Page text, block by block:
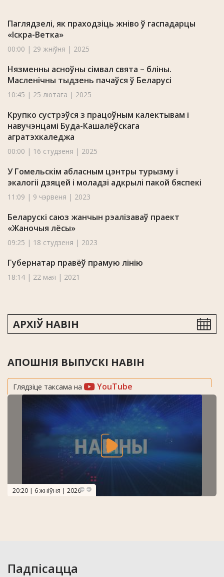
Паглядзелі, як праходзіць жніво ў гаспадарцы
«Іскра-Ветка»
00:00 | 29 жніўня | 2025
Нязменны асноўны сімвал свята – бліны.
Масленічны тыдзень пачаўся ў Беларусі
10:45 | 25 лютага | 2025
Крупко сустрэўся з працоўным калектывам і
навучэнцамі Буда-Кашалёўскага
агратэхкаледжа
00:00 | 16 студзеня | 2025
У Гомельскім абласным цэнтры турызму і
экалогіі дзяцей і моладзі адкрылі пакой бяспекі
11:09 | 9 чэрвеня | 2023
Беларускі саюз жанчын рэалізаваў праект
«Жаночыя лёсы»
09:25 | 18 студзеня | 2023
Губернатар правёў прамую лінію
18:14 | 22 мая | 2021
АРХІЎ НАВІН
АПОШНІЯ ВЫПУСКІ НАВІН
Глядзіце таксама на YouTube
20:20 | 6 жніўня | 2026
Падпісацца